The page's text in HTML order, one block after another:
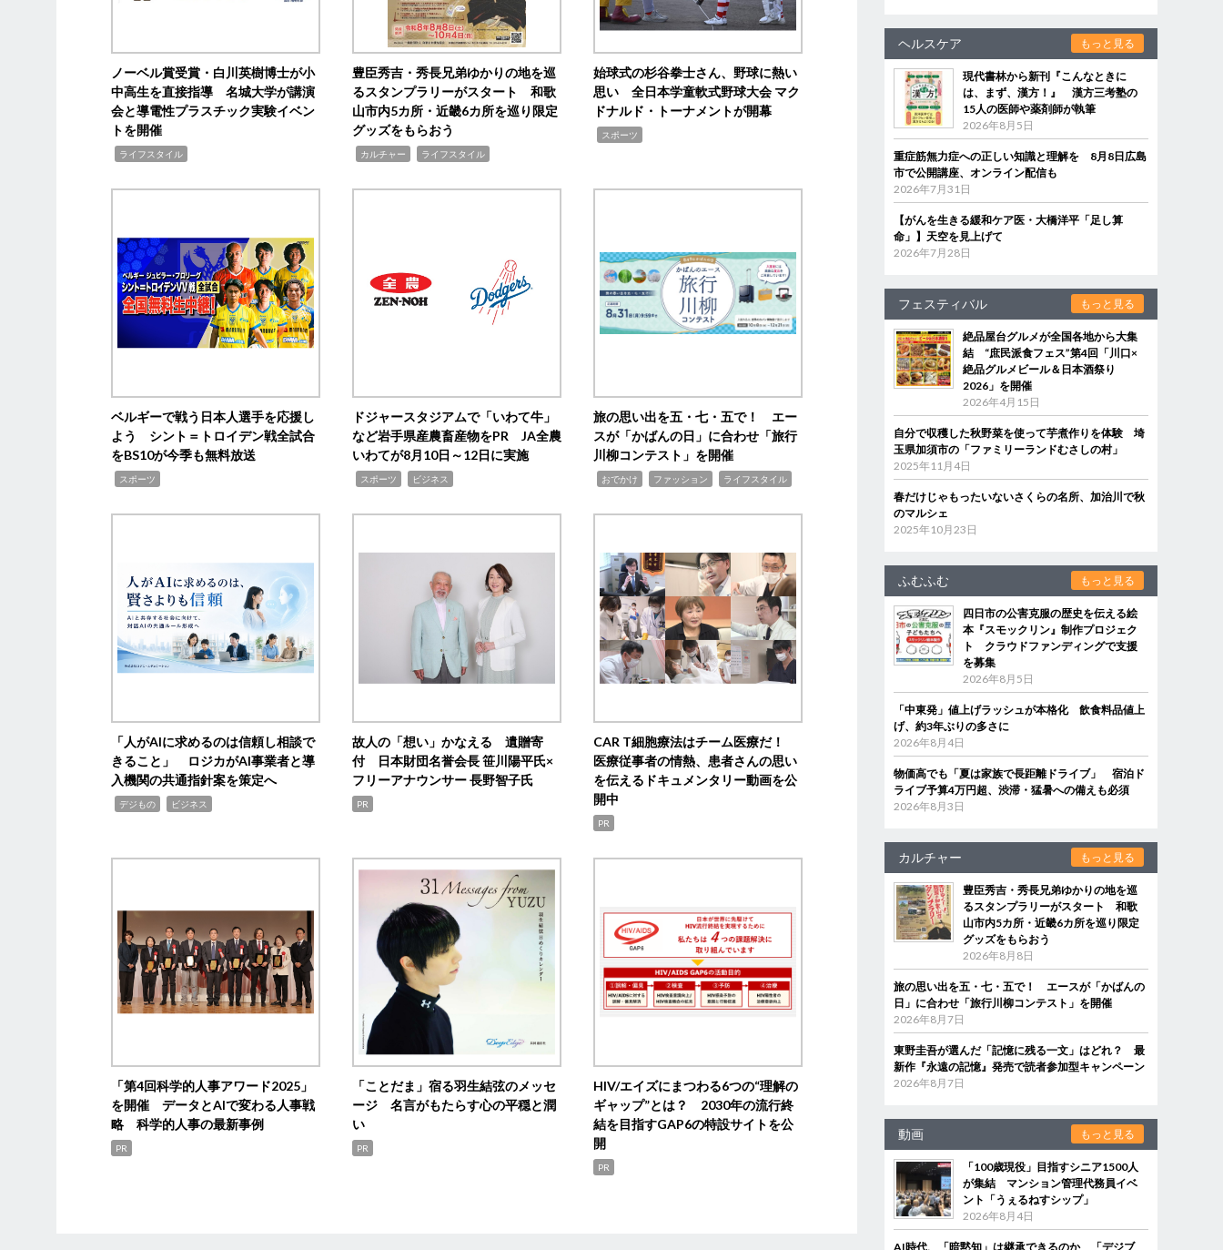
ノーベル賞受賞・白川英樹博士が小
中高生を直接指導 名城大学が講演
会と導電性プラスチック実験イベン
トを開催
ライフスタイル
豊臣秀吉・秀長兄弟ゆかりの地を巡
るスタンプラリーがスタート 和歌
山市内5カ所・近畿6カ所を巡り限定
グッズをもらおう
カルチャー ライフスタイル
始球式の杉谷拳士さん、野球に熱い
思い 全日本学童軟式野球大会 マク
ドナルド・トーナメントが開幕
スポーツ
ベルギーで戦う日本人選手を応援し
よう シント＝トロイデン戦全試合
をBS10が今季も無料放送
スポーツ
ドジャースタジアムで「いわて牛」
など岩手県産農畜産物をPR JA全農
いわてが8月10日～12日に実施
スポーツ ビジネス
旅の思い出を五・七・五で！ エー
スが「かばんの日」に合わせ「旅行
川柳コンテスト」を開催
おでかけ ファッション ライフスタイル
「人がAIに求めるのは信頼し相談で
きること」 ロジカがAI事業者と導
入機関の共通指針案を策定へ
デジもの ビジネス
故人の「想い」かなえる 遺贈寄
付 日本財団名誉会長 笹川陽平氏×
フリーアナウンサー 長野智子氏
PR
CAR T細胞療法はチーム医療だ！
医療従事者の情熱、患者さんの思い
を伝えるドキュメンタリー動画を公
開中
PR
「第4回科学的人事アワード2025」
を開催 データとAIで変わる人事戦
略 科学的人事の最新事例
PR
「ことだま」宿る羽生結弦のメッセ
ージ 名言がもたらす心の平穏と潤
い
PR
HIV/エイズにまつわる6つの“理解の
ギャップ”とは？ 2030年の流行終
結を目指すGAP6の特設サイトを公
開
PR
ヘルスケア もっと見る
現代書林から新刊『こんなときに
は、まず、漢方！』 漢方三考塾の
15人の医師や薬剤師が執筆
2026年8月5日
重症筋無力症への正しい知識と理解を 8月8日広島
市で公開講座、オンライン配信も
2026年7月31日
【がんを生きる緩和ケア医・大橋洋平「足し算
命」】天空を見上げて
2026年7月28日
フェスティバル もっと見る
絶品屋台グルメが全国各地から大集
結 “庶民派食フェス”第4回「川口×
絶品グルメビール＆日本酒祭り
2026」を開催
2026年4月15日
自分で収穫した秋野菜を使って芋煮作りを体験 埼
玉県加須市の「ファミリーランドむさしの村」
2025年11月4日
春だけじゃもったいないさくらの名所、加治川で秋
のマルシェ
2025年10月23日
ふむふむ もっと見る
四日市の公害克服の歴史を伝える絵
本『スモックリン』制作プロジェク
ト クラウドファンディングで支援
を募集
2026年8月5日
「中東発」値上げラッシュが本格化 飲食料品値上
げ、約3年ぶりの多さに
2026年8月4日
物価高でも「夏は家族で長距離ドライブ」 宿泊ド
ライブ予算4万円超、渋滞・猛暑への備えも必須
2026年8月3日
カルチャー もっと見る
豊臣秀吉・秀長兄弟ゆかりの地を巡
るスタンプラリーがスタート 和歌
山市内5カ所・近畿6カ所を巡り限定
グッズをもらおう
2026年8月8日
旅の思い出を五・七・五で！ エースが「かばんの
日」に合わせ「旅行川柳コンテスト」を開催
2026年8月7日
東野圭吾が選んだ「記憶に残る一文」はどれ？ 最
新作『永遠の記憶』発売で読者参加型キャンペーン
2026年8月7日
動画 もっと見る
「100歳現役」目指すシニア1500人
が集結 マンション管理代務員イベ
ント「うぇるねすシップ」
2026年8月4日
AI時代、「暗黙知」は継承できるのか 「デジブ